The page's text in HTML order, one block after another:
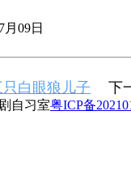
09日
白眼狼儿子 下
自习室粤ICP备